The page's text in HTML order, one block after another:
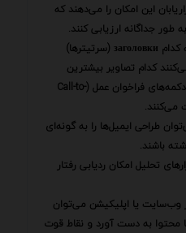
این امکان را می‌دهند که
طور جداگانه ارزیابی کنند.
برای مثال می‌توان بررسی کرد که کدام заголовки (سرتیترها)
کدام تصاویر بیشترین
تأثیر را بر مخاطبان دارند و کدام دکمه‌های فراخوان عمل (Call-to-
طراحی ایمیل‌ها را به گونه‌ای
باشند.
تحلیل امکان ردیابی رفتار
وب‌سایت یا اپلیکیشن می‌توان
محتوا به دست آورد و نقاط قوت